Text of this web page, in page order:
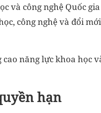
và công nghệ Quốc
công nghệ và đổi
năng lực khoa học
hạn